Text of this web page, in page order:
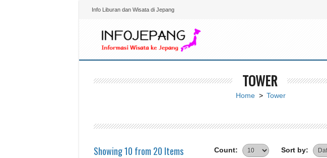
Info Liburan dan Wisata di Jepang
TOWER
Home> Tower
Showing 10 from 20 Items Count: Sort by: